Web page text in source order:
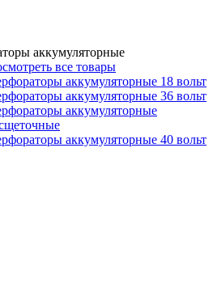
аккумуляторные
все товары
аккумуляторные 18 вольт
аккумуляторные 36 вольт
аккумуляторные
аккумуляторные 40 вольт